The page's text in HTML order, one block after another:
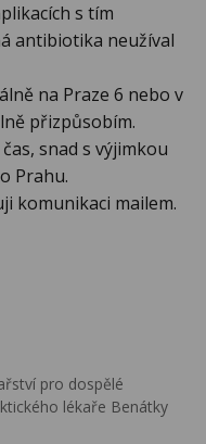
s tím
antibiotika neužíval
na Praze 6 nebo v
přizpůsobím.
snad s výjimkou
Prahu.
komunikaci mailem.
pro dospělé
lékaře Benátky